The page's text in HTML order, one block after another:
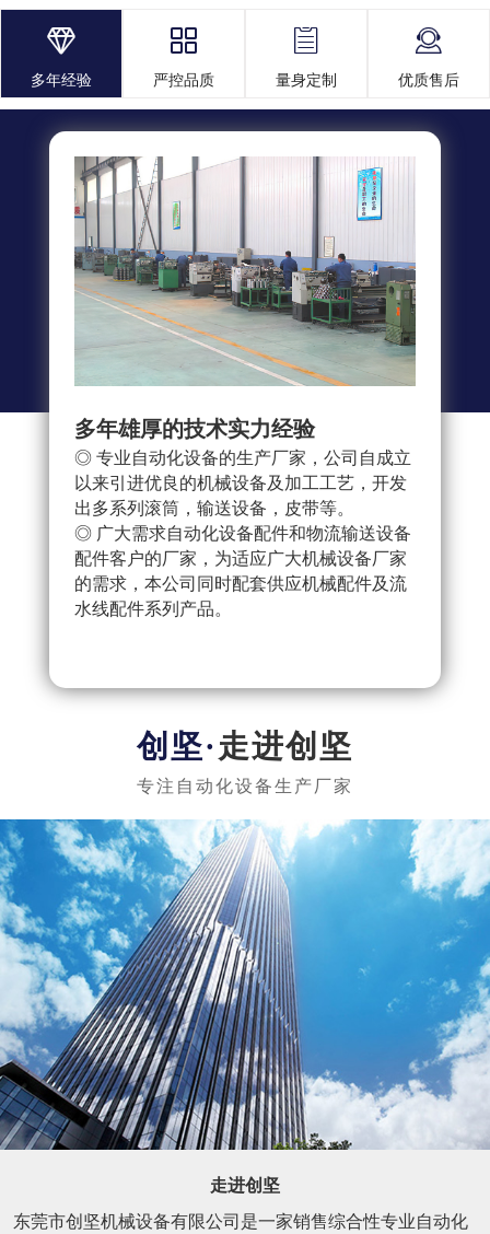

多年经验

严控品质

量身定制

优质售后
多年雄厚的技术实力经验
◎ 专业自动化设备的生产厂家，公司自成立
以来引进优良的机械设备及加工工艺，开发
出多系列滚筒，输送设备，皮带等。
◎ 广大需求自动化设备配件和物流输送设备
配件客户的厂家，为适应广大机械设备厂家
的需求，本公司同时配套供应机械配件及流
水线配件系列产品。
走进创坚
走进创坚
东莞市创坚机械设备有限公司是一家销售综合性专业自动化